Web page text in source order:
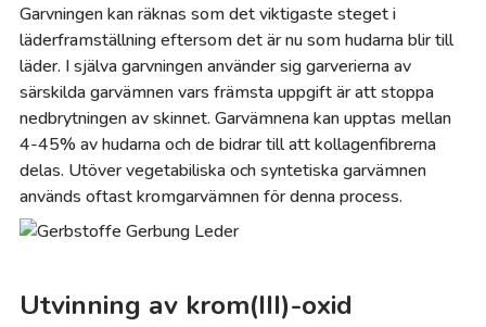
Garvningen kan räknas som det viktigaste steget i
läderframställning eftersom det är nu som hudarna blir till
läder. I själva garvningen använder sig garverierna av
särskilda garvämnen vars främsta uppgift är att stoppa
nedbrytningen av skinnet. Garvämnena kan upptas mellan
4-45% av hudarna och de bidrar till att kollagenfibrerna
delas. Utöver vegetabiliska och syntetiska garvämnen
används oftast kromgarvämnen för denna process.
Utvinning av krom(III)-oxid